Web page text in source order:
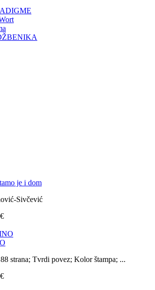
je i dom
Sivčević
strana; Tvrdi povez; Kolor štampa; ...